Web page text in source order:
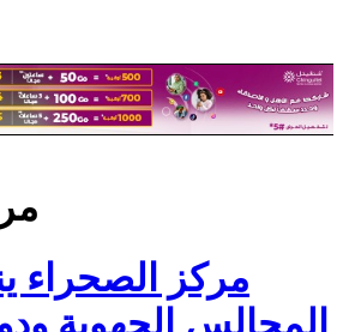
مركز الصحراء